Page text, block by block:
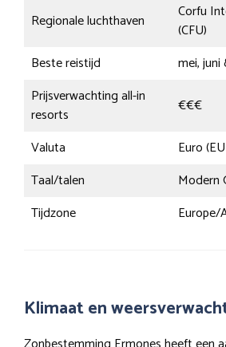
Regionale luchthaven
Corfu
(CFU)
Beste reistijd
mei,
Prijsverwachting all-in
resorts
€€€
Valuta
Euro
Taal/talen
Modern
Tijdzone
Europe/
Klimaat en